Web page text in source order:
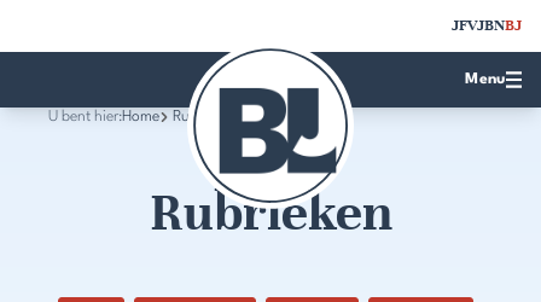
JFVJBNBJ
Menu
U bent hier:Home Rubrieken
Rubrieken